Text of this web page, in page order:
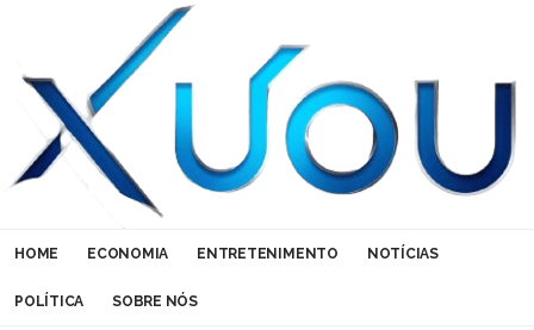
HOME ECONOMIA ENTRETENIMENTO NOTÍCIAS
POLÍTICA SOBRE NÓS